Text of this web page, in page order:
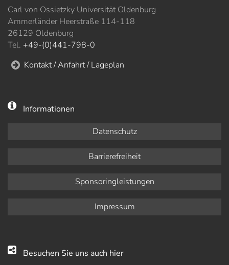
Carl von Ossietzky Universität Oldenburg
Ammerländer Heerstraße 114-118
26129 Oldenburg
Tel. +49-(0)441-798-0
Kontakt / Anfahrt / Lageplan
Informationen
Datenschutz
Barrierefreiheit
Sponsoringleistungen
Impressum
Besuchen Sie uns auch hier